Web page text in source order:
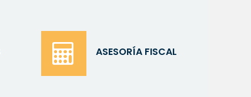
ASESORÍA FISCAL